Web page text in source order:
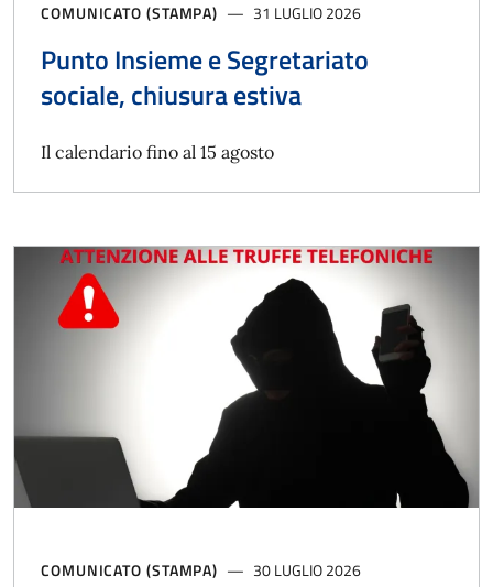
COMUNICATO (STAMPA) 31 LUGLIO 2026
Punto Insieme e Segretariato
sociale, chiusura estiva
Il calendario fino al 15 agosto
COMUNICATO (STAMPA) 30 LUGLIO 2026